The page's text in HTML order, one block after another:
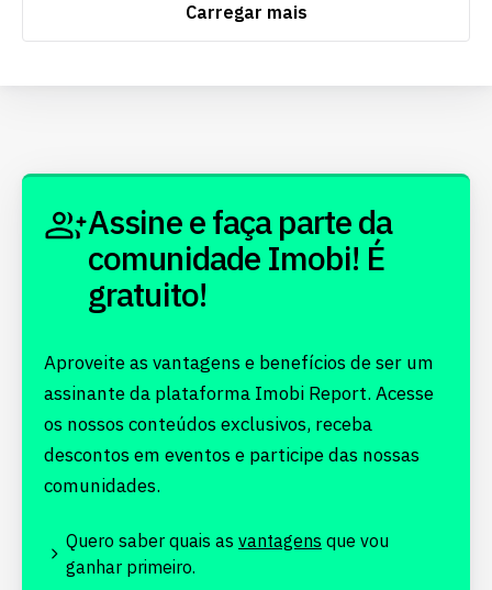
Carregar mais
Assine e faça parte da
comunidade Imobi! É
gratuito!
Aproveite as vantagens e benefícios de ser um
assinante da plataforma Imobi Report. Acesse
os nossos conteúdos exclusivos, receba
descontos em eventos e participe das nossas
comunidades.
Quero saber quais as vantagens que vou
ganhar primeiro.